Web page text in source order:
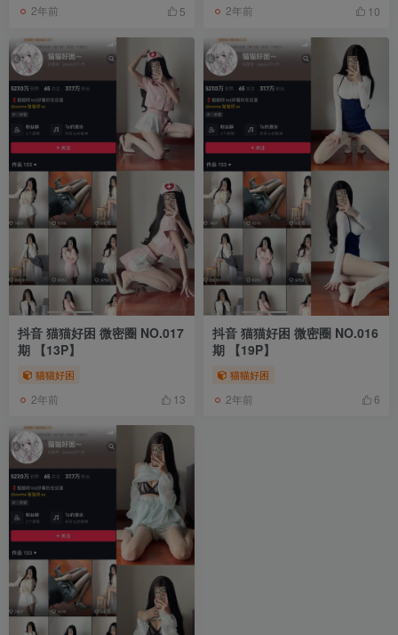
2年前 5 2年前 10
抖音 猫猫好困 微密圈 NO.017
期 【13P】
猫猫好困
2年前 13
抖音 猫猫好困 微密圈 NO.016
期 【19P】
猫猫好困
2年前 6